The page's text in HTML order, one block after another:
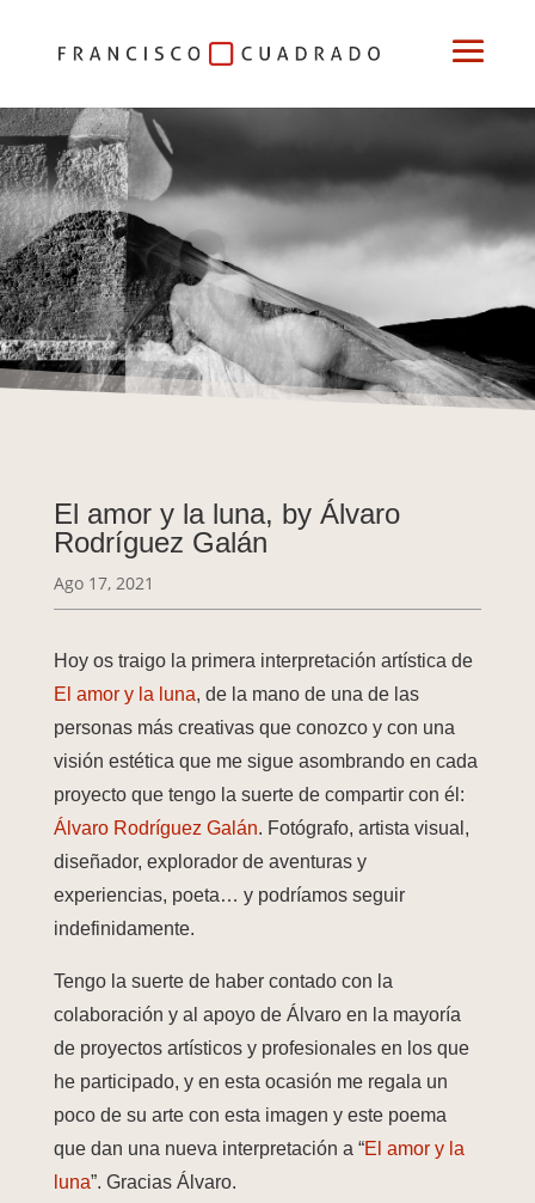
Cortos
El amor y la luna, by Álvaro
Rodríguez Galán
Ago 17, 2021
Hoy os traigo la primera interpretación artística de
El amor y la luna, de la mano de una de las
personas más creativas que conozco y con una
visión estética que me sigue asombrando en cada
proyecto que tengo la suerte de compartir con él:
Álvaro Rodríguez Galán. Fotógrafo, artista visual,
diseñador, explorador de aventuras y
experiencias, poeta… y podríamos seguir
indefinidamente.
Tengo la suerte de haber contado con la
colaboración y al apoyo de Álvaro en la mayoría
de proyectos artísticos y profesionales en los que
he participado, y en esta ocasión me regala un
poco de su arte con esta imagen y este poema
que dan una nueva interpretación a “El amor y la
luna”. Gracias Álvaro.